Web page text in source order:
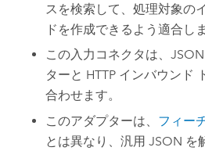
スを検索して、処理対象の
ドを作成できるよう適合し
この入力コネクタは、
ターと HTTP インバウンド
合わせます。
このアダプターは、 フィー
とは異なり、汎用 JSON を